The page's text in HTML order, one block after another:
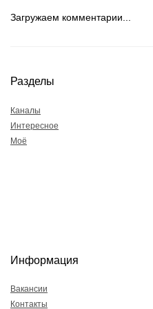
Загружаем комментарии...
Разделы
Каналы
Интересное
Моё
Информация
Вакансии
Контакты